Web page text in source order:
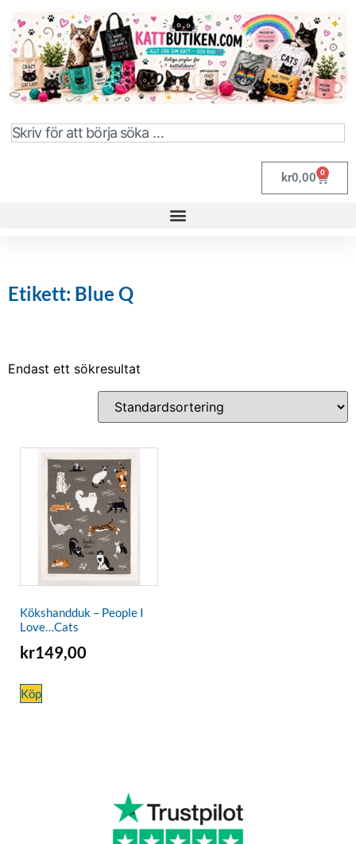
kr0,00 0
Etikett: Blue Q
Endast ett sökresultat
Kökshandduk – People I
Love…Cats
kr149,00
Köp